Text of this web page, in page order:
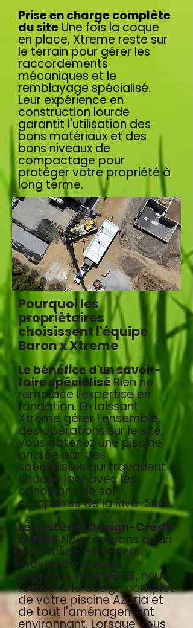
Prise en charge complète
du site Une fois la coque
en place, Xtreme reste sur
le terrain pour gérer les
raccordements
mécaniques et le
remblayage spécialisé.
Leur expérience en
construction lourde
garantit l'utilisation des
bons matériaux et des
bons niveaux de
compactage pour
protéger votre propriété à
long terme.
Pourquoi les
propriétaires
choisissent l'équipe
Baron x Xtreme
Le bénéfice d'un savoir-
faire spécialiséRien ne
remplace l'expertise en
fondation. En laissant
Xtreme gérer l'ensemble
des opérations sur le site,
vous obtenez une piscine
ancrée par des
spécialistes qui travaillent
chaque jour avec les
conditions de sol
complexes de la Rive-Sud.
Le système Design-Crédit
à 999$ Nous croyons qu'un
plan solide est le seul
moyen d'éviter les
imprévus. Pour 999 $, nous
réalisons le design complet
de votre piscine Azoria et
de tout l'aménagement
environnant. Lorsque vous